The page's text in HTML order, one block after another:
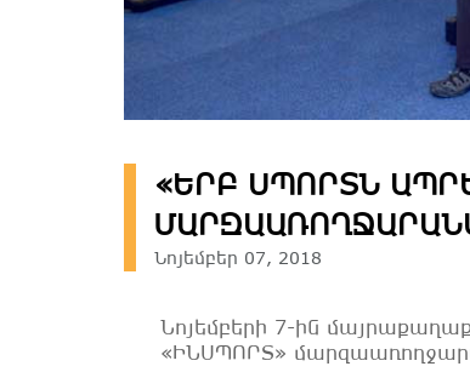
«ԵՐԲ ՍՊՈՐՏՆ
Նոյեմբեր 07, 2018
Նոյեմբերի 7-ին
«ԻՆՍՊՈՐՏ»